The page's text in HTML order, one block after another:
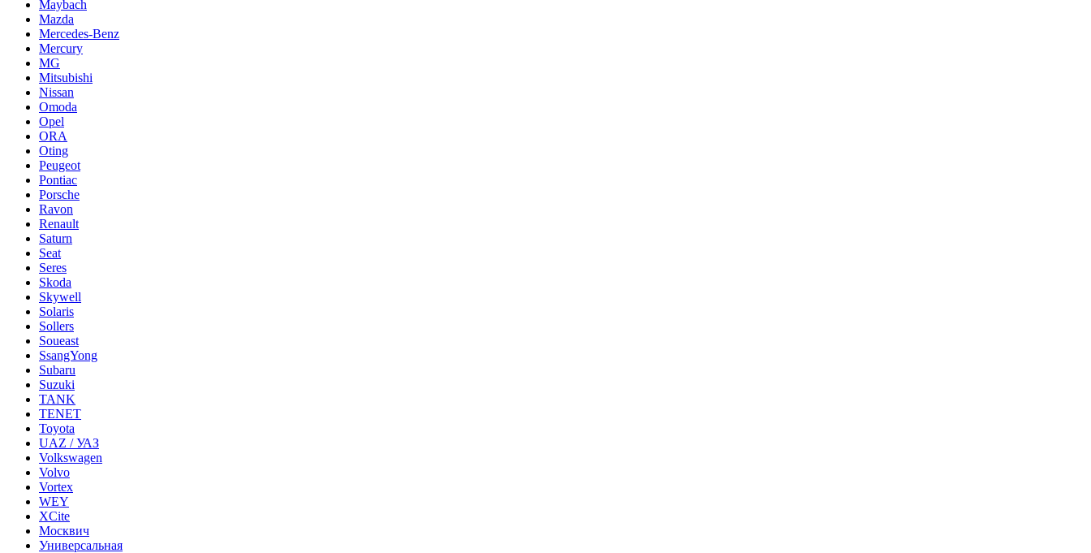
Maybach
Mazda
Mercedes-Benz
Mercury
MG
Mitsubishi
Nissan
Omoda
Opel
ORA
Oting
Peugeot
Pontiac
Porsche
Ravon
Renault
Saturn
Seat
Seres
Skoda
Skywell
Solaris
Sollers
Soueast
SsangYong
Subaru
Suzuki
TANK
TENET
Toyota
UAZ / УАЗ
Volkswagen
Volvo
Vortex
WEY
XCite
Москвич
Универсальная